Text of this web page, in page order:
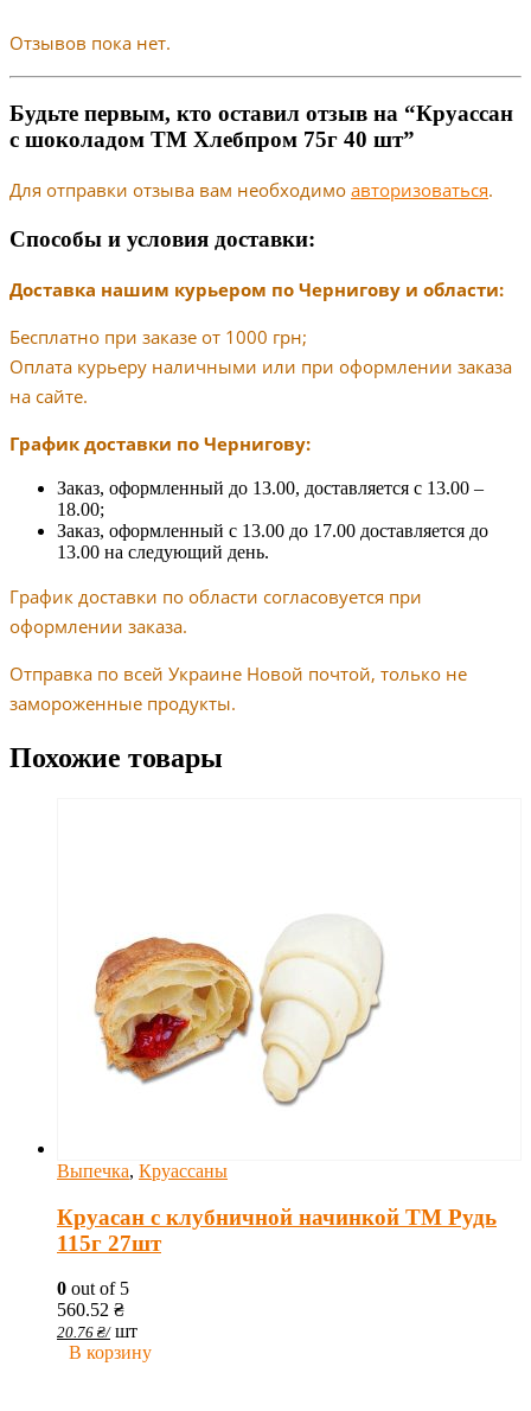
Отзывов пока нет.
Будьте первым, кто оставил отзыв на “Круассан
с шоколадом ТМ Хлебпром 75г 40 шт”
Для отправки отзыва вам необходимо авторизоваться.
Способы и условия доставки:
Доставка нашим курьером по Чернигову и области:
Бесплатно при заказе от 1000 грн;
Оплата курьеру наличными или при оформлении заказа
на сайте.
График доставки по Чернигову:
Заказ, оформленный до 13.00, доставляется с 13.00 –
18.00;
Заказ, оформленный с 13.00 до 17.00 доставляется до
13.00 на следующий день.
График доставки по области согласовуется при
оформлении заказа.
Отправка по всей Украине Новой почтой, только не
замороженные продукты.
Похожие товары
Выпечка, Круассаны
Круасан с клубничной начинкой ТМ Рудь
115г 27шт
0 out of 5
560.52 ₴
20.76 ₴/ шт
В корзину